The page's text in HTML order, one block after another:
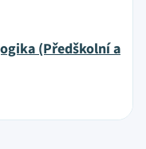
(Předškolní a